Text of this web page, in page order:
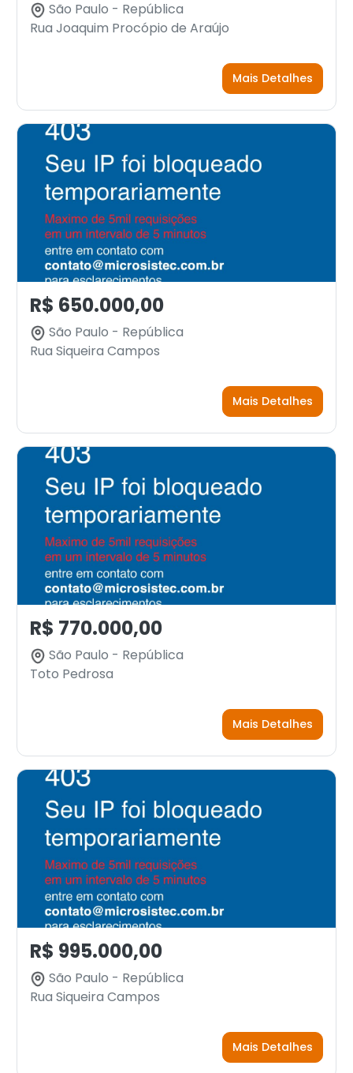
São Paulo - República
Rua Joaquim Procópio de Araújo
Mais Detalhes
R$ 650.000,00
São Paulo - República
Rua Siqueira Campos
Mais Detalhes
R$ 770.000,00
São Paulo - República
Toto Pedrosa
Mais Detalhes
R$ 995.000,00
São Paulo - República
Rua Siqueira Campos
Mais Detalhes